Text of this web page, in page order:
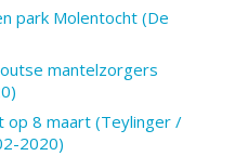
park Molentocht (De
mantelzorgers
op 8 maart (Teylinger /
2020)